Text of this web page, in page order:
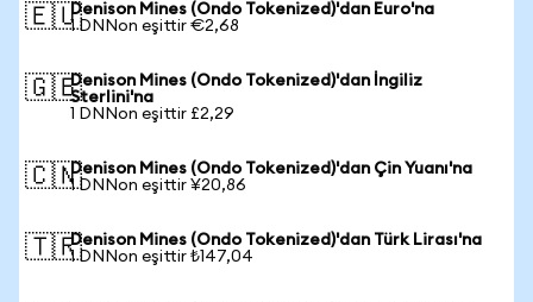
🇪🇺Denison Mines (Ondo Tokenized)'dan Euro'na
1 DNNon eşittir €2,68
🇬🇧Denison Mines (Ondo Tokenized)'dan İngiliz
Sterlini'na
1 DNNon eşittir £2,29
🇨🇳Denison Mines (Ondo Tokenized)'dan Çin Yuanı'na
1 DNNon eşittir ¥20,86
🇹🇷Denison Mines (Ondo Tokenized)'dan Türk Lirası'na
1 DNNon eşittir ₺147,04